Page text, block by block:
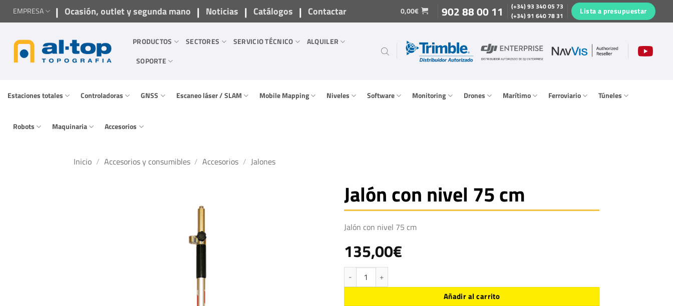
SaltarEMPRESA | Ocasión, outlet y segunda mano | Noticias | Catálogos | Contactar 0,00€ 902 88 00 11
(+34) 93 340 05 73
(+34) 91 640 78 31
Lista a presupuestar
PRODUCTOS SECTORES SERVICIO TÉCNICO
ALQUILER
SOPORTE
Estaciones totales Controladoras GNSS Escaneo láser / SLAM Mobile Mapping Niveles Software Monitoring Drones Marítimo Ferroviario Túneles
Robots Maquinaria Accesorios
Inicio / Accesorios y consumibles / Accesorios / Jalones
Jalón con nivel 75 cm
Jalón con nivel 75 cm
135,00€
Jalón con nivel 75 cm cantidad
Añadir al carrito